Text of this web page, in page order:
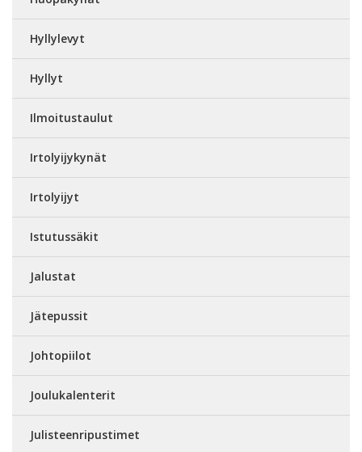
Hyllylevyt
Hyllyt
Ilmoitustaulut
Irtolyijykynät
Irtolyijyt
Istutussäkit
Jalustat
Jätepussit
Johtopiilot
Joulukalenterit
Julisteenripustimet